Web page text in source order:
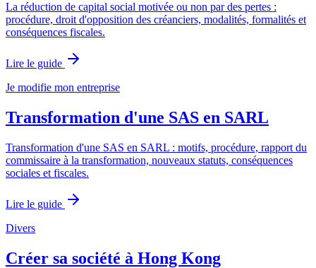
La réduction de capital social motivée ou non par des pertes :
procédure, droit d'opposition des créanciers, modalités, formalités et
conséquences fiscales.
Lire le guide
Je modifie mon entreprise
Transformation d'une SAS en SARL
Transformation d'une SAS en SARL : motifs, procédure, rapport du
commissaire à la transformation, nouveaux statuts, conséquences
sociales et fiscales.
Lire le guide
Divers
Créer sa société à Hong Kong